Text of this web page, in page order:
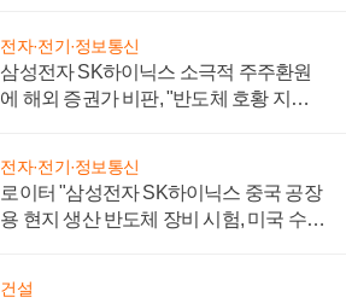
전자·전기·정보통신
삼성전자 SK하이닉스 소극적 주주환원
에 해외 증권가 비판, "반도체 호황 지속
전자·전기·정보통신
로이터 "삼성전자 SK하이닉스 중국 공장
용 현지 생산 반도체 장비 시험, 미국 수출
건설